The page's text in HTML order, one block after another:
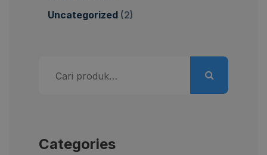
Uncategorized (2)
untuk:
Categories